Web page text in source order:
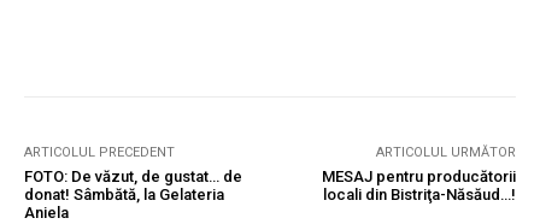
ARTICOLUL PRECEDENT
FOTO: De văzut, de gustat… de
donat! Sâmbătă, la Gelateria
Aniela
ARTICOLUL URMĂTOR
MESAJ pentru producătorii
locali din Bistriţa-Năsăud…!